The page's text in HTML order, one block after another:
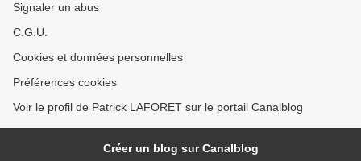
Signaler un abus
C.G.U.
Cookies et données personnelles
Préférences cookies
Voir le profil de Patrick LAFORET sur le portail Canalblog
Créer un blog sur Canalblog